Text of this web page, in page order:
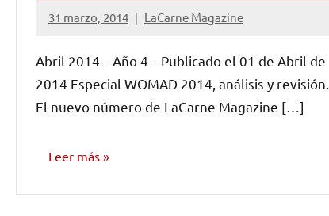
31 marzo, 2014 LaCarne Magazine
No
comentarios
Abril 2014 – Año 4 – Publicado el 01 de Abril de
2014 Especial WOMAD 2014, análisis y revisión.
El nuevo número de LaCarne Magazine […]
Leer más